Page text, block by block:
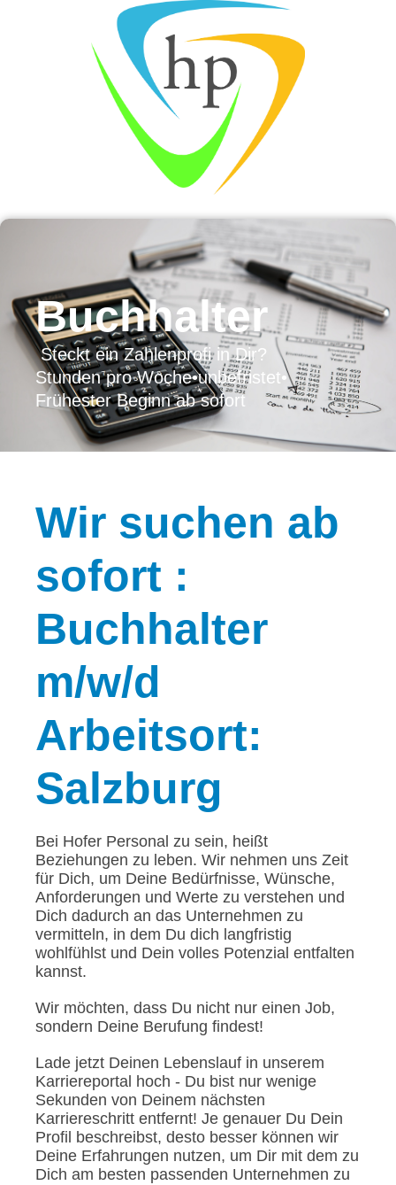
Buchhalter
Steckt ein Zahlenprofi in Dir?
Stunden pro Woche•unbefristet•
Frühester Beginn ab sofort
Wir suchen ab
sofort :
Buchhalter
m/w/d
Arbeitsort:
Salzburg
Bei Hofer Personal zu sein, heißt
Beziehungen zu leben. Wir nehmen uns Zeit
für Dich, um Deine Bedürfnisse, Wünsche,
Anforderungen und Werte zu verstehen und
Dich dadurch an das Unternehmen zu
vermitteln, in dem Du dich langfristig
wohlfühlst und Dein volles Potenzial entfalten
kannst.
Wir möchten, dass Du nicht nur einen Job,
sondern Deine Berufung findest!
Lade jetzt Deinen Lebenslauf in unserem
Karriereportal hoch - Du bist nur wenige
Sekunden von Deinem nächsten
Karriereschritt entfernt! Je genauer Du Dein
Profil beschreibst, desto besser können wir
Deine Erfahrungen nutzen, um Dir mit dem zu
Dich am besten passenden Unternehmen zu